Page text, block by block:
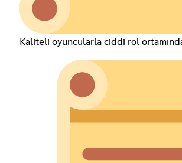
Kaliteli oyuncularla ciddi rol